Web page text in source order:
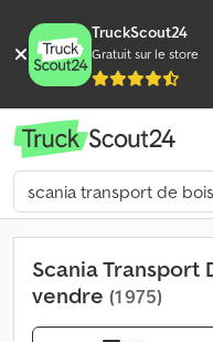
TruckScout24
Gratuit sur le store
Scania Transport
vendre (1 975)